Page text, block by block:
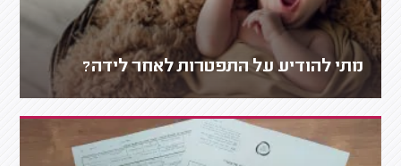
מתי להודיע על התפטרות לאחר לידה?